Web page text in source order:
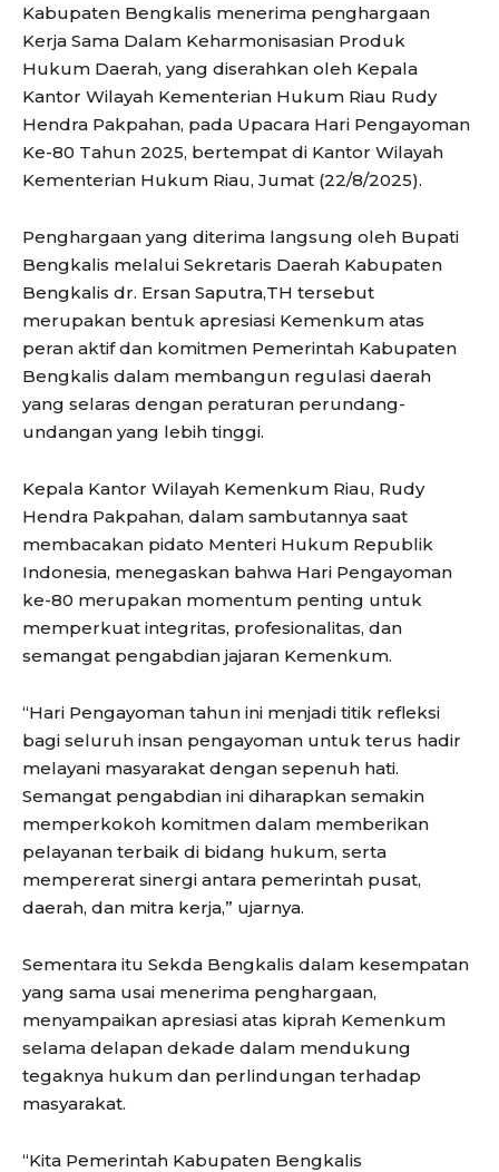
Kabupaten Bengkalis menerima penghargaan
Kerja Sama Dalam Keharmonisasian Produk
Hukum Daerah, yang diserahkan oleh Kepala
Kantor Wilayah Kementerian Hukum Riau Rudy
Hendra Pakpahan, pada Upacara Hari Pengayoman
Ke-80 Tahun 2025, bertempat di Kantor Wilayah
Kementerian Hukum Riau, Jumat (22/8/2025).
Penghargaan yang diterima langsung oleh Bupati
Bengkalis melalui Sekretaris Daerah Kabupaten
Bengkalis dr. Ersan Saputra,TH tersebut
merupakan bentuk apresiasi Kemenkum atas
peran aktif dan komitmen Pemerintah Kabupaten
Bengkalis dalam membangun regulasi daerah
yang selaras dengan peraturan perundang-
undangan yang lebih tinggi.
Kepala Kantor Wilayah Kemenkum Riau, Rudy
Hendra Pakpahan, dalam sambutannya saat
membacakan pidato Menteri Hukum Republik
Indonesia, menegaskan bahwa Hari Pengayoman
ke-80 merupakan momentum penting untuk
memperkuat integritas, profesionalitas, dan
semangat pengabdian jajaran Kemenkum.
“Hari Pengayoman tahun ini menjadi titik refleksi
bagi seluruh insan pengayoman untuk terus hadir
melayani masyarakat dengan sepenuh hati.
Semangat pengabdian ini diharapkan semakin
memperkokoh komitmen dalam memberikan
pelayanan terbaik di bidang hukum, serta
mempererat sinergi antara pemerintah pusat,
daerah, dan mitra kerja,” ujarnya.
Sementara itu Sekda Bengkalis dalam kesempatan
yang sama usai menerima penghargaan,
menyampaikan apresiasi atas kiprah Kemenkum
selama delapan dekade dalam mendukung
tegaknya hukum dan perlindungan terhadap
masyarakat.
“Kita Pemerintah Kabupaten Bengkalis